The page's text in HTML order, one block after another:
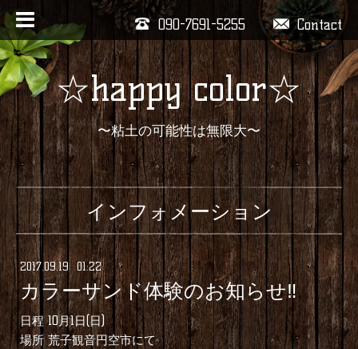
Contact
090-7691-5255
☆happy color☆
〜粘土の可能性は無限大〜
インフォメーション
2017.09.19 01:22
カラーサンド体験のお知らせ‼︎
日程 10月1日(日)
場所 荒子観音円空市にて